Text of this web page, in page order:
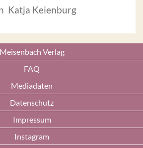
Katja Keienburg
Meisenbach Verlag
FAQ
Mediadaten
Datenschutz
Impressum
Instagram